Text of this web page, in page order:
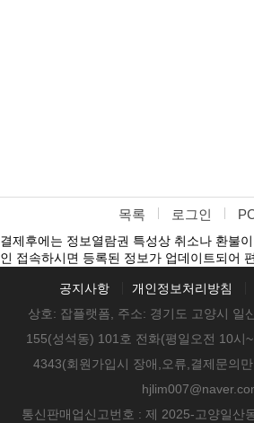
목록 로그인
결제후에는 정보열람권 특성상 취소나 환불
인 접속하시면 등록된 정보가 업데이트되어
공지사항 개인정보처리방침
상호: 잡플랫폼, 주소: 경기도 고양시 일
155(성석동) 101호 전화(평일오전 10시
4343(회원가입시 장애,오류,결제문의
통신판매업신고번호 : 제 2025-고양일산